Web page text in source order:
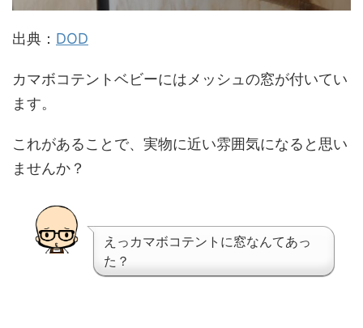
出典： DOD
カマボコテントベビーにはメッシュの窓が付いてい
ます。
これがあることで、実物に近い雰囲気になると思い
ませんか？
えっカマボコテントに窓なんてあっ
た？